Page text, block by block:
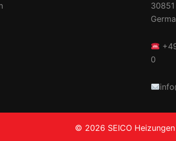
0
© 2026 SEICO